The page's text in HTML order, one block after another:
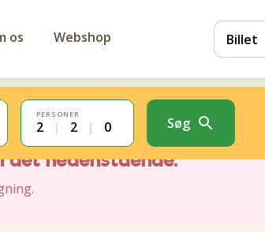
os Webshop Billet
PERSONER
2 | 2 | 0 Søg
din søgning. Ellers
nedenstående.